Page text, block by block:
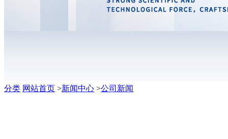
分类 网站首页 >新闻中心 >公司新闻